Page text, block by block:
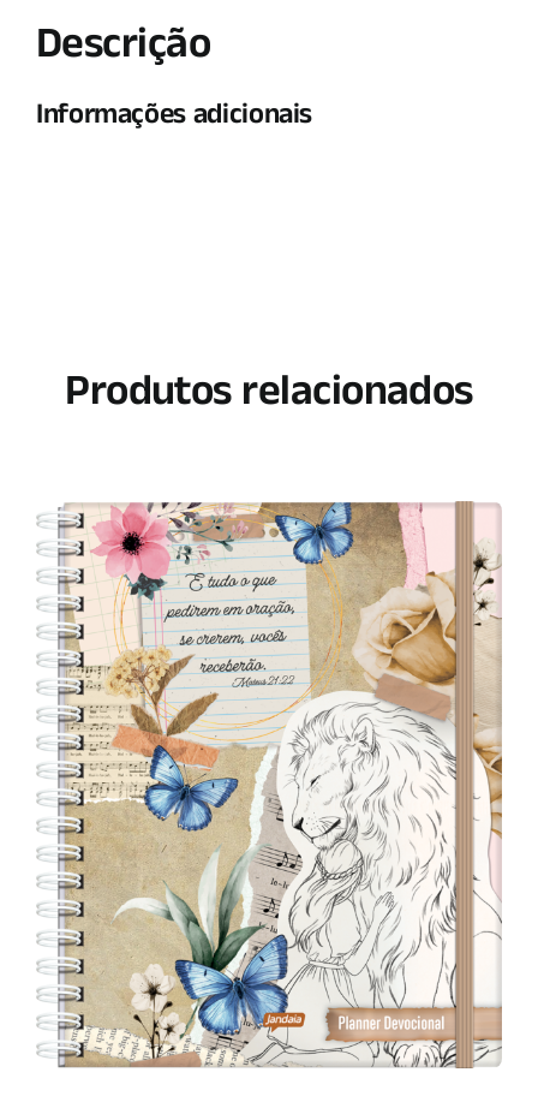
Descrição
Informações adicionais
Produtos relacionados